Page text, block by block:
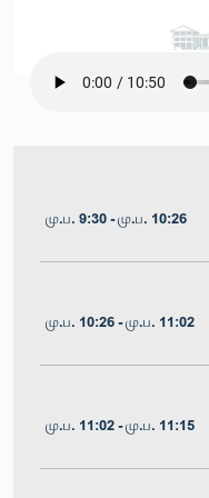
மு.ப. 9:30 - மு.ப. 10:26
மு.ப. 10:26 - மு.ப. 11:02
மு.ப. 11:02 - மு.ப. 11:15